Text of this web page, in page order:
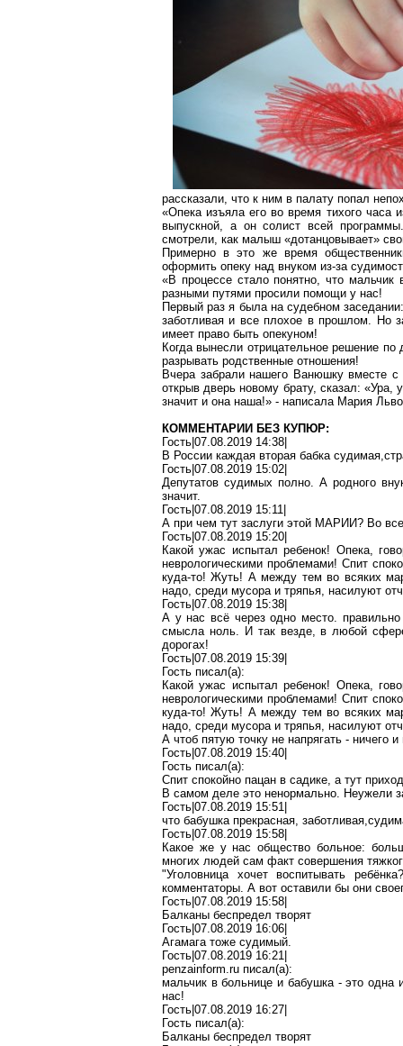
рассказали, что к ним в палату попал
«Опека изъяла его во время тихого часа
выпускной, а он солист всей
смотрели, как малыш «дотанцовывает»
Примерно в это же время
оформить опеку над внуком из-за
«В процессе стало понятно, что
разными путями просили помощи у нас!
Первый раз я была на судебном
заботливая и все плохое в прошлом. Но
имеет право быть опекуном!
Когда вынесли отрицательное решение
разрывать родственные отношения!
Вчера забрали нашего Ванюшку вместе
открыв дверь новому брату, сказал:
значит и она наша!» - написала Мария
КОММЕНТАРИИ БЕЗ КУПЮР:
Гость|07.08.2019 14:38|
В России каждая вторая бабка судимая,с
Гость|07.08.2019 15:02|
Депутатов судимых полно. А родного
значит.
Гость|07.08.2019 15:11|
А при чем тут заслуги этой МАРИИ? Во
Гость|07.08.2019 15:20|
Какой ужас испытал ребенок! Опека,
неврологическими проблемами! Спит
куда-то! Жуть! А между тем во всяких
надо, среди мусора и тряпья, насилуют
Гость|07.08.2019 15:38|
А у нас всё через одно место. п
смысла ноль. И так везде, в любой
дорогах!
Гость|07.08.2019 15:39|
Гость писал(a):
Какой ужас испытал ребенок! Опека,
неврологическими проблемами! Спит
куда-то! Жуть! А между тем во всяких
надо, среди мусора и тряпья, насилуют
А чтоб пятую точку не напрягать - ничего
Гость|07.08.2019 15:40|
Гость писал(a):
Спит спокойно пацан в садике, а тут
В самом деле это ненормально. Неужели
Гость|07.08.2019 15:51|
что бабушка прекрасная, заботливая,с
Гость|07.08.2019 15:58|
Какое же у нас общество больное:
многих людей сам факт совершения
"Уголовница хочет воспитывать
комментаторы. А вот оставили бы они
Гость|07.08.2019 15:58|
Балканы беспредел творят
Гость|07.08.2019 16:06|
Агамагатоже судимый.
Гость|07.08.2019 16:21|
penzainform.ru писал(a):
мальчик в больнице и бабушка - это
нас!
Гость|07.08.2019 16:27|
Гость писал(a):
Балканы беспредел творят